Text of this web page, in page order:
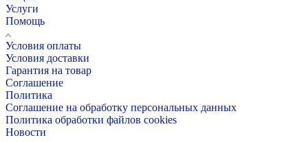
Услуги
Помощь
Условия оплаты
Условия доставки
Гарантия на товар
Соглашение
Политика
Соглашение на обработку персональных данных
Политика обработки файлов cookies
Новости